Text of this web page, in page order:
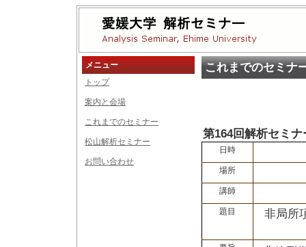
これまでのセミナ
第164回解析セミナ
日時
場所
講師
題目 非局所
メニュー
トップ
案内と会場
これまでのセミナー
松山解析セミナー
お問い合わせ